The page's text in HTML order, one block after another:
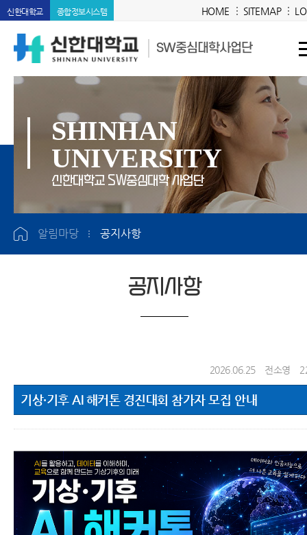
신한대학교 종합정보시스템 HOME SITEMAP
SW중심대학사업단
SHINHAN
UNIVERSITY
신한대학교 SW중심대학 사업단
알림마당 공지사항
공지사항
2026.06.25 전소영
기상·기후 AI 해커톤 경진대회 참가자 모집 안내